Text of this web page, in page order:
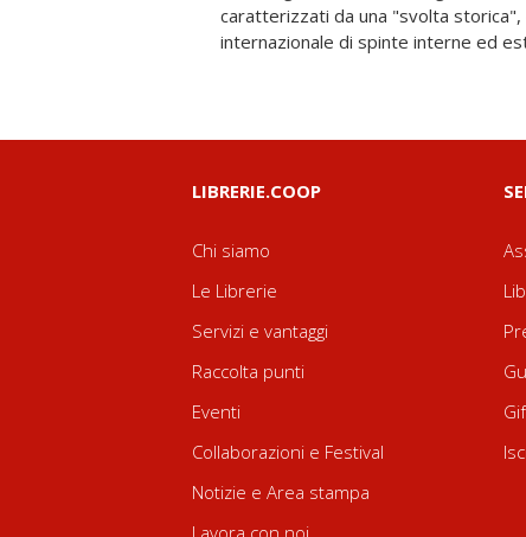
caratterizzati da una "svolta
internazionale di spinte interne ed
volume vivace e polifonico, che
LIBRERIE.COOP
Chi siamo
Le Librerie
Servizi e vantaggi
Raccolta punti
Eventi
Collaborazioni e Festival
Notizie e Area stampa
Lavora con noi